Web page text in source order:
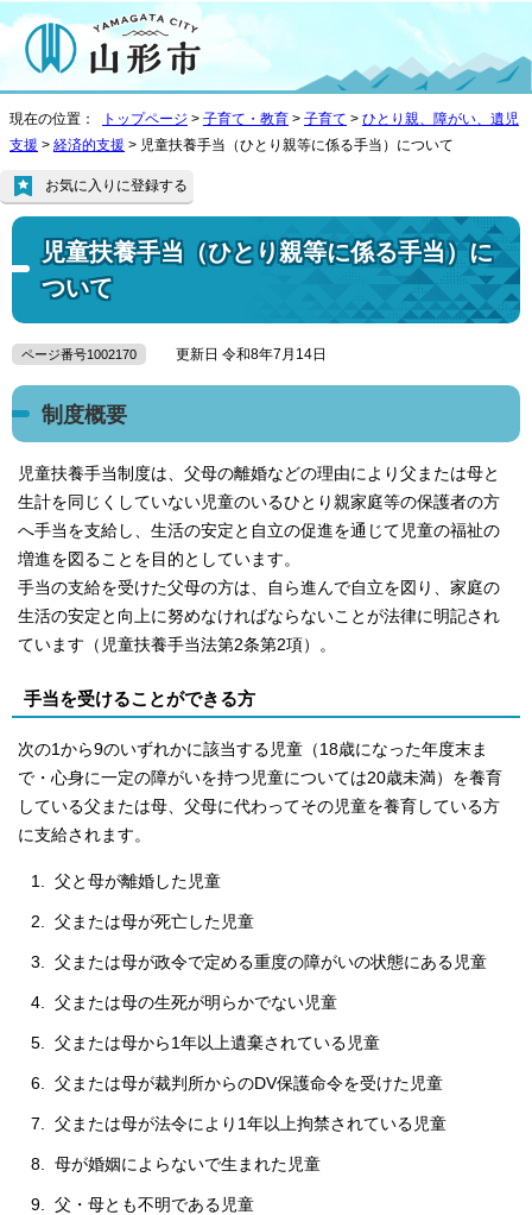
現在の位置： トップページ > 子育て・教育 > 子育て > ひとり親、障がい、遺児
支援 > 経済的支援 > 児童扶養手当（ひとり親等に係る手当）について
児童扶養手当（ひとり親等に係る手当）に
ついて
お気に入りに登録する
ページ番号1002170 更新日 令和8年7月14日
制度概要
児童扶養手当制度は、父母の離婚などの理由により父または母と
生計を同じくしていない児童のいるひとり親家庭等の保護者の方
へ手当を支給し、生活の安定と自立の促進を通じて児童の福祉の
増進を図ることを目的としています。
手当の支給を受けた父母の方は、自ら進んで自立を図り、家庭の
生活の安定と向上に努めなければならないことが法律に明記され
ています（児童扶養手当法第2条第2項）。
手当を受けることができる方
次の1から9のいずれかに該当する児童（18歳になった年度末ま
で・心身に一定の障がいを持つ児童については20歳未満）を養育
している父または母、父母に代わってその児童を養育している方
に支給されます。
父と母が離婚した児童
父または母が死亡した児童
父または母が政令で定める重度の障がいの状態にある児童
父または母の生死が明らかでない児童
父または母から1年以上遺棄されている児童
父または母が裁判所からのDV保護命令を受けた児童
父または母が法令により1年以上拘禁されている児童
母が婚姻によらないで生まれた児童
父・母とも不明である児童